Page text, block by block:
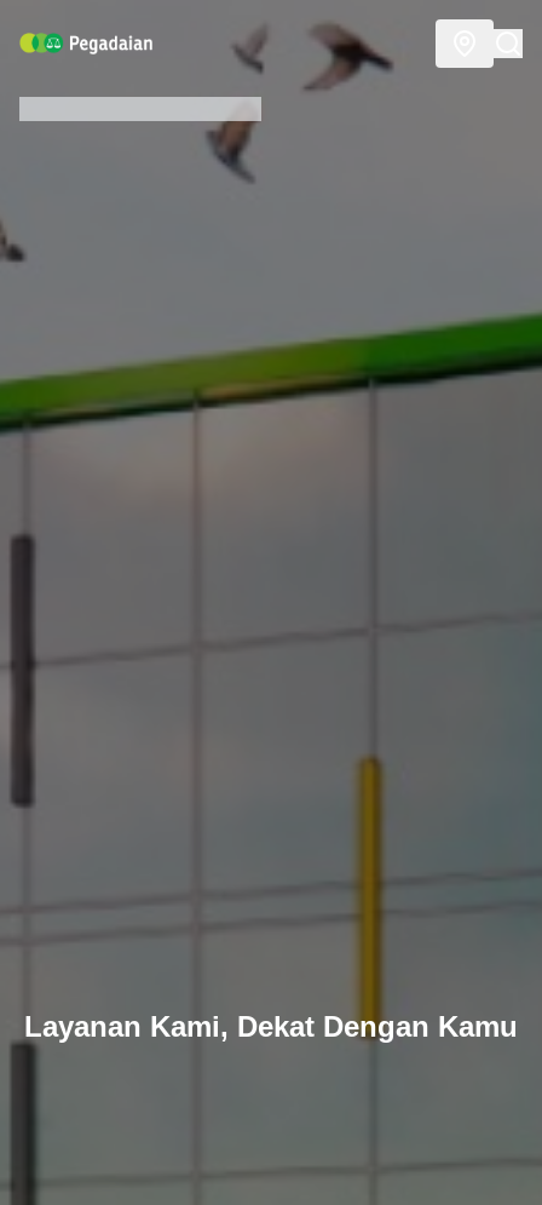
Layanan Kami, Dekat Dengan Kamu